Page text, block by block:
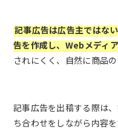
記事広告は広告主ではな
告を作成し、Webメディ
されにくく、自然に商品の
記事広告を出稿する際は
ち合わせをしながら内容を